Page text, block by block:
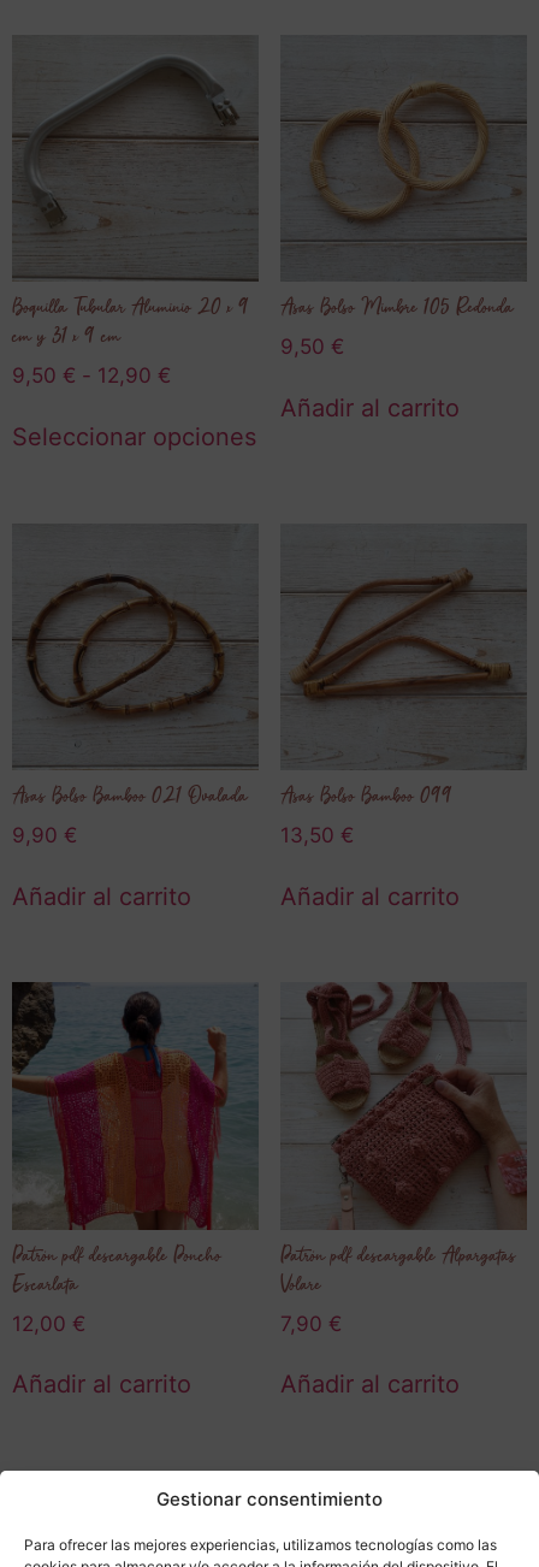
Gestionar consentimiento
Para ofrecer las mejores experiencias, utilizamos tecnologías como las
Boquilla Tubular Aluminio 20 x 9
cm y 31 x 9 cm
9,50 € - 12,90 €
Seleccionar opciones
Asas Bolso Mimbre 105 Redonda
9,50 €
Añadir al carrito
Asas Bolso Bamboo 021 Ovalada
9,90 €
Añadir al carrito
Asas Bolso Bamboo 099
13,50 €
Añadir al carrito
Patrón pdf descargable Poncho
Escarlata
12,00 €
Añadir al carrito
Patrón pdf descargable Alpargatas
Volare
7,90 €
Añadir al carrito